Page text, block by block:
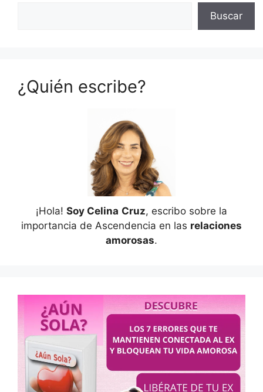
Buscar
¿Quién escribe?
¡Hola! Soy Celina Cruz, escribo sobre la
importancia de Ascendencia en las relaciones
amorosas.